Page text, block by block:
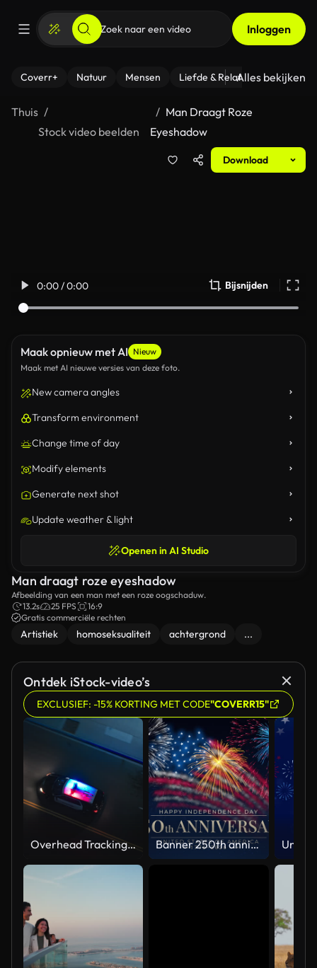
Inloggen
Coverr+ Natuur Mensen Liefde & Relaties - Fitness
Alles bekijken
Thuis
Stock video beelden
Man Draagt Roze
Eyeshadow
Download
0:00 / 0:00 Bijsnijden
Maak opnieuw met AI Nieuw
Maak met AI nieuwe versies van deze foto.
New camera angles
Transform environment
Change time of day
Modify elements
Generate next shot
Update weather & light
Openen in AI Studio
Man draagt roze eyeshadow
Afbeelding van een man met een roze oogschaduw.
13.2s
25 FPS
16:9
Gratis commerciële rechten
Artistiek homoseksualiteit achtergrond ...
Ontdek iStock-video’s
EXCLUSIEF: -15% KORTING MET CODE"COVERR15"
Overhead Tracking Drone Shot of a Police Car Driving on a City Street with Lights On at Night Banner 250th anniversary of the USA. 250 years of independence. 4th of july 2026 usa independence day, video greeting card. US flag fireworks on blue sky background. Fourth of july. 4k seamless loop